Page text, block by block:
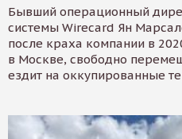
Бывший операционный
системы Wirecard Ян
после краха компании в
в Москве, свободно
ездит на оккупированные